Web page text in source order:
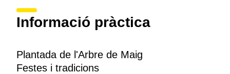
Informació pràctica
Plantada de l'Arbre de Maig
Festes i tradicions